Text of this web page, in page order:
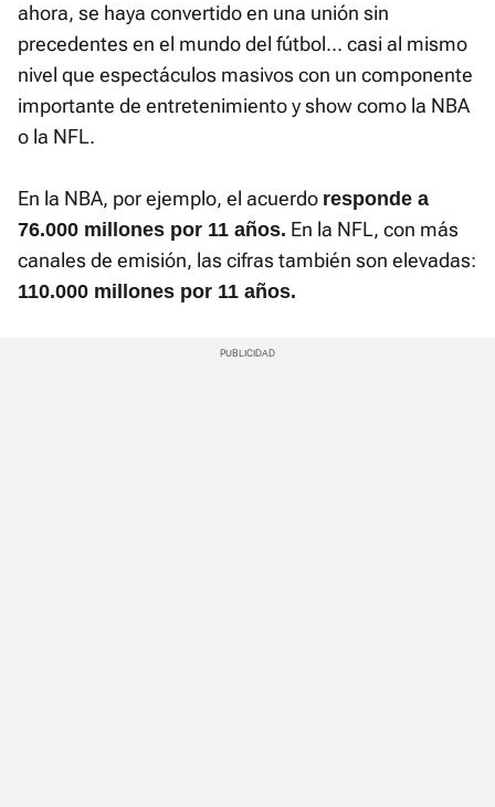
ahora, se haya convertido en una unión sin
precedentes en el mundo del fútbol... casi al mismo
nivel que espectáculos masivos con un componente
importante de entretenimiento y show como la NBA
o la NFL.
En la NBA, por ejemplo, el acuerdo responde a
76.000 millones por 11 años. En la NFL, con más
canales de emisión, las cifras también son elevadas:
110.000 millones por 11 años.